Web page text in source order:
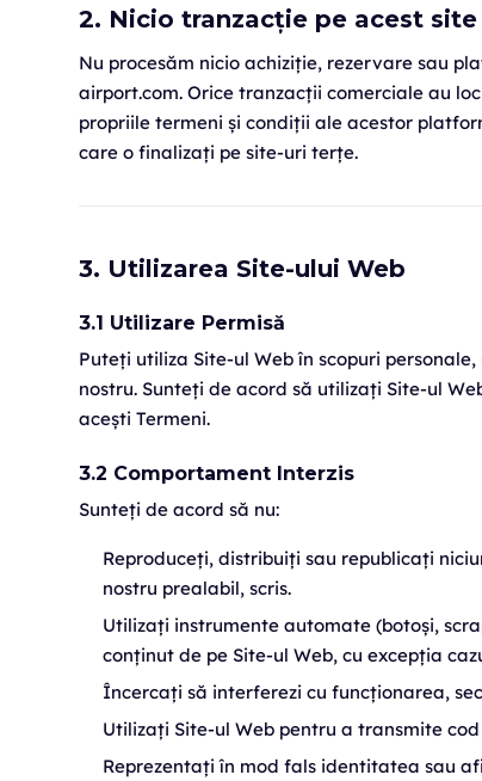
2. Nicio tranzacție pe acest
Nu procesăm nicio achiziție, rezervare sau
airport.com. Orice tranzacții comerciale au
propriile termeni și condiții ale acestor
care o finalizați pe site-uri terțe.
3. Utilizarea Site-ului Web
3.1 Utilizare Permisă
Puteți utiliza Site-ul Web în scopuri
nostru. Sunteți de acord să utilizați Site-ul
acești Termeni.
3.2 Comportament Interzis
Sunteți de acord să nu:
Reproduceți, distribuiți sau republicați
nostru prealabil, scris.
Utilizați instrumente automate (botoși,
conținut de pe Site-ul Web, cu excepția
Încercați să interferezi cu funcționarea,
Utilizați Site-ul Web pentru a transmite
Reprezentați în mod fals identitatea sau